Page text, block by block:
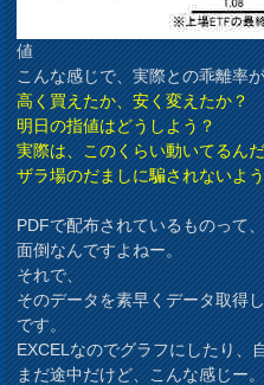
値
こんな感じで、実際との乖離率
高く買えたか、安く変えたか？
明日の指値はどうしよう？
実際は、このくらい動いてるん
ザラ場のだましに騙されないよ
PDFで配布されているものって
面倒なんですよねー。
それで、
そのデータを素早くデータ取得
です。
EXCELなのでグラフにしたり、
まだ途中だけど、こんな感じー